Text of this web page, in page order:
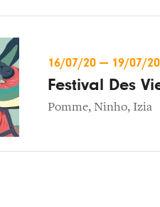
16/07/20 — 19/07/20
Festival Des
Pomme, Ninho, Izia